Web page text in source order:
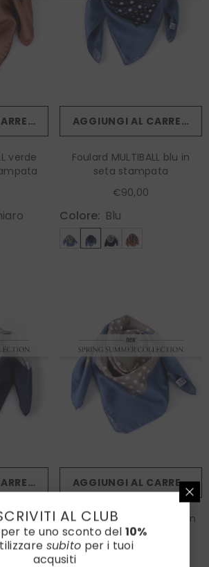
verde
AGGIUNGI AL CARRELLO
Foulard MULTIBALL blu in
seta stampata
€90,00
Colore: Blu
grigio in
AGGIUNGI AL CARRELLO
Foulard MULTIBALL beige in
seta stampata
€90,00
AL CLUB
te uno sconto del 10%
subito per i tuoi
acqusiti